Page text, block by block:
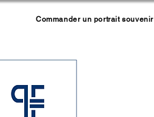
Commander un portrait souvenir